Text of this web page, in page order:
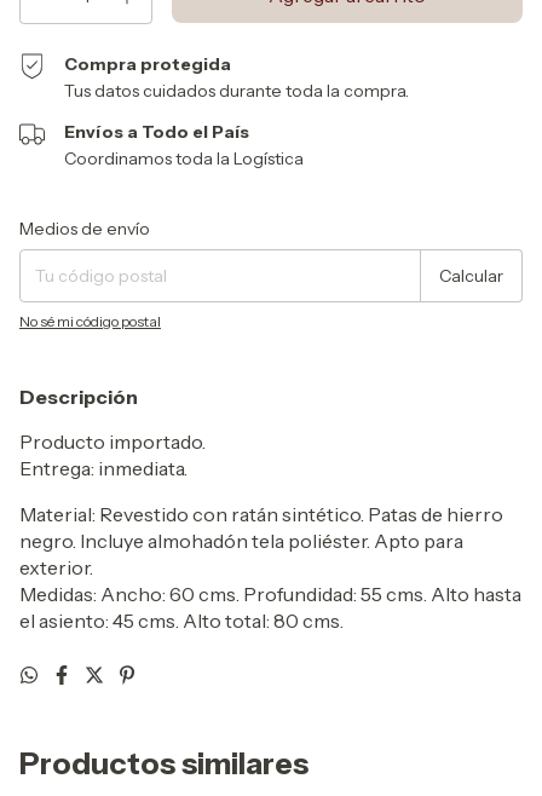
Compra protegida
Tus datos cuidados durante toda la compra.
Envíos a Todo el País
Coordinamos toda la Logística
Entregas para el CP:
Medios de envío
Calcular
No sé mi código postal
Descripción
Producto importado.
Entrega: inmediata.
Material: Revestido con ratán sintético. Patas de hierro
negro. Incluye almohadón tela poliéster. Apto para
exterior.
Medidas: Ancho: 60 cms. Profundidad: 55 cms. Alto hasta
el asiento: 45 cms. Alto total: 80 cms.
Productos similares